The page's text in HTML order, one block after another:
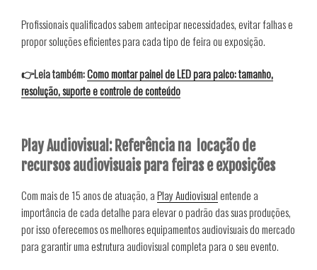
Profissionais qualificados sabem antecipar necessidades, evitar falhas e
propor soluções eficientes para cada tipo de feira ou exposição.
👉Leia também:Como montar painel de LED para palco: tamanho,
resolução, suporte e controle de conteúdo
Play Audiovisual: Referência na locação de
recursos audiovisuais para feiras e exposições
Com mais de 15 anos de atuação, aPlay Audiovisualentende a
importância de cada detalhe para elevar o padrão das suas produções,
por isso oferecemos os melhores equipamentos audiovisuais do mercado
para garantir uma estrutura audiovisual completa para o seu evento.